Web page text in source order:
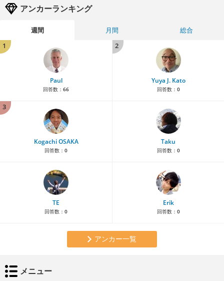
アンカーランキング
週間 月間
総合
1
Paul
回答数： 66
2
Yuya J. Kato
回答数： 0
3
Kogachi OSAKA
回答数： 0
Taku
回答数： 0
TE
回答数： 0
Erik
回答数： 0
アンカー一覧
メニュー